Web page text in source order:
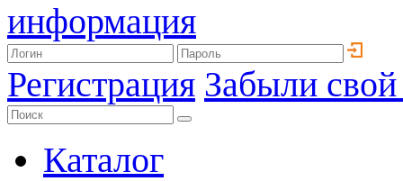
информация
Регистрация Забыли
Каталог